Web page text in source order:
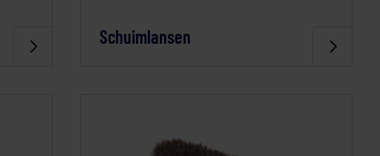
Schuimlansen